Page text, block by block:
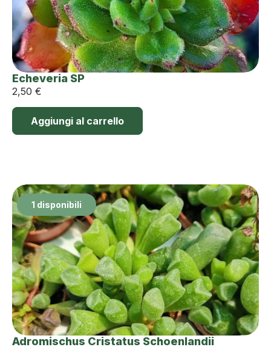
Echeveria SP
2,50 €
Aggiungi al carrello
1 disponibili
Adromischus Cristatus Schoenlandii